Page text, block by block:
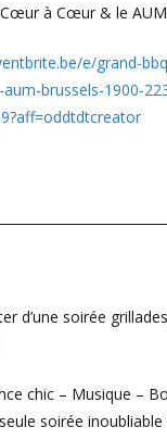
à Cœur & le AUM
e/grand-
brussels-1900-
d’une soirée
chic – Musique –
soirée inoubliable